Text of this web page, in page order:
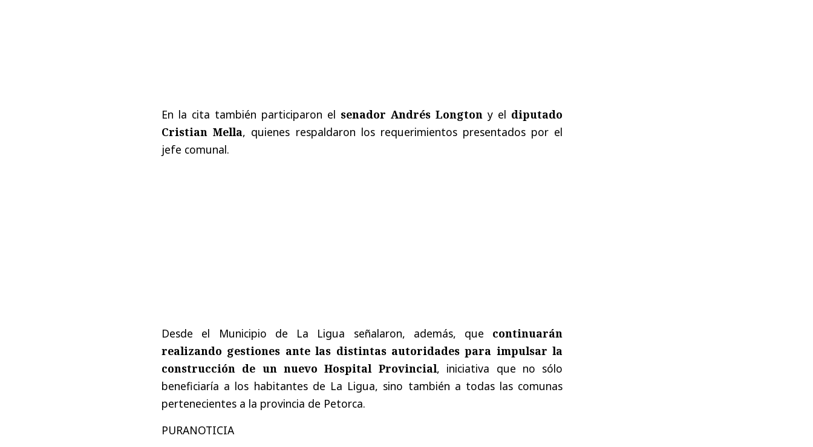
En la cita también participaron el senador Andrés Longton y el diputado
Cristian Mella, quienes respaldaron los requerimientos presentados por el
jefe comunal.
Desde el Municipio de La Ligua señalaron, además, que continuarán
realizando gestiones ante las distintas autoridades para impulsar la
construcción de un nuevo Hospital Provincial, iniciativa que no sólo
beneficiaría a los habitantes de La Ligua, sino también a todas las comunas
pertenecientes a la provincia de Petorca.
PURANOTICIA